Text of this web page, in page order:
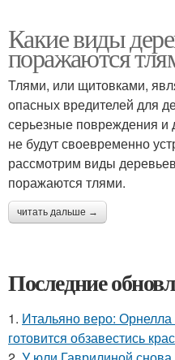
Какие виды
поражаются
Тлями, или щитовками,
опасных вредителей для
серьезные повреждения и
не будут своевременно
рассмотрим виды
поражаются тлями.
читать дальше →
Последние
1. Итальяно веро:
готовится обзавестись